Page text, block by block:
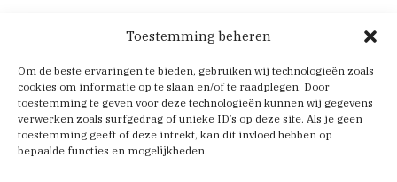
Toestemming beheren
Om de beste ervaringen te bieden, gebruiken wij technologieën zoals
cookies om informatie op te slaan en/of te raadplegen. Door
toestemming te geven voor deze technologieën kunnen wij gegevens
verwerken zoals surfgedrag of unieke ID’s op deze site. Als je geen
toestemming geeft of deze intrekt, kan dit invloed hebben op
bepaalde functies en mogelijkheden.